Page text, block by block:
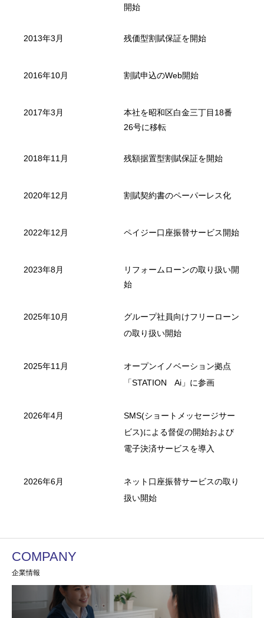
開始
2013年3月 残価型割賦保証を開始
2016年10月 割賦申込のWeb開始
2017年3月 本社を昭和区白金三丁目18番
26号に移転
2018年11月 残額据置型割賦保証を開始
2020年12月 割賦契約書のペーパーレス化
2022年12月 ペイジー口座振替サービス開始
2023年8月
リフォームローンの取り扱い開
始
2025年10月
グループ社員向けフリーローン
の取り扱い開始
2025年11月
オープンイノベーション拠点
「STATION Ai」に参画
2026年4月
SMS(ショートメッセージサー
ビス)による督促の開始および
電子決済サービスを導入
2026年6月
ネット口座振替サービスの取り
扱い開始
COMPANY
企業情報